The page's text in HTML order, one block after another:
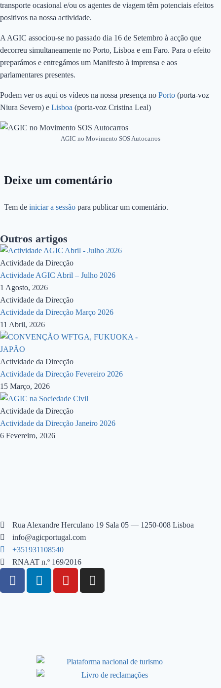
transporte ocasional e/ou os agentes de viagem têm potenciais efeitos
positivos na nossa actividade.
A AGIC associou-se no passado dia 16 de Setembro à acção que
decorreu simultaneamente no Porto, Lisboa e em Faro. Para o efeito
preparámos e entregámos um Manifesto à imprensa e aos
parlamentares presentes.
Podem ver os aqui os vídeos na nossa presença no Porto (porta-voz
Niura Severo) e Lisboa (porta-voz Cristina Leal)
AGIC no Movimento SOS Autocarros
Deixe um comentário
Tem de iniciar a sessão para publicar um comentário.
Outros artigos
Actividade da Direcção
Actividade AGIC Abril – Julho 2026
1 Agosto, 2026
Actividade da Direcção
Actividade da Direcção Março 2026
11 Abril, 2026
Actividade da Direcção
Actividade da Direcção Fevereiro 2026
15 Março, 2026
Actividade da Direcção
Actividade da Direcção Janeiro 2026
6 Fevereiro, 2026
Rua Alexandre Herculano 19 Sala 05 — 1250-008 Lisboa
info@agicportugal.com
+351931108540
RNAAT n.º 169/2016